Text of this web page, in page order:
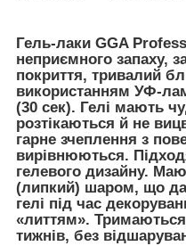
Гель-лаки GGA
неприємного запаху,
покриття, тривалий
використанням УФ-
(30 сек). Гелі мають
розтікаються й не
гарне зчеплення з
вирівнюються.
гелевого дизайну.
(липкий) шаром, що
гелі під час
«литтям».
тижнів, без